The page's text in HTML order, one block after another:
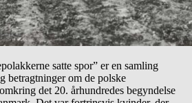
satte spor” er en samling
betragtninger om de polske
det 20. århundredes begyndelse